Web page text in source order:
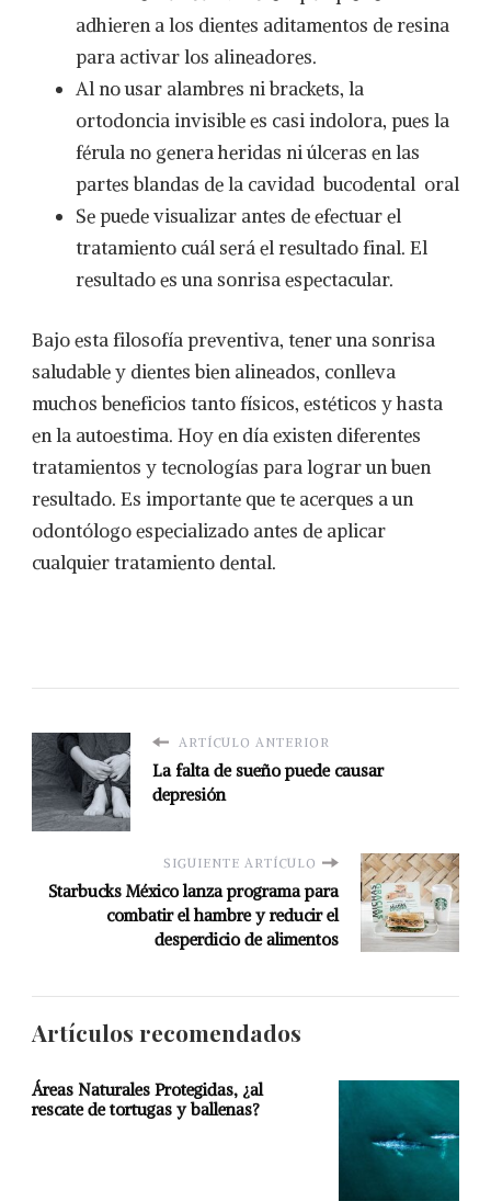
adhieren a los dientes aditamentos de resina
para activar los alineadores.
Al no usar alambres ni brackets, la
ortodoncia invisible es casi indolora, pues la
férula no genera heridas ni úlceras en las
partes blandas de la cavidad bucodental oral
Se puede visualizar antes de efectuar el
tratamiento cuál será el resultado final. El
resultado es una sonrisa espectacular.
Bajo esta filosofía preventiva, tener una sonrisa
saludable y dientes bien alineados, conlleva
muchos beneficios tanto físicos, estéticos y hasta
en la autoestima. Hoy en día existen diferentes
tratamientos y tecnologías para lograr un buen
resultado. Es importante que te acerques a un
odontólogo especializado antes de aplicar
cualquier tratamiento dental.
ARTÍCULO ANTERIOR
La falta de sueño puede causar
depresión
SIGUIENTE ARTÍCULO
Starbucks México lanza programa para
combatir el hambre y reducir el
desperdicio de alimentos
Artículos recomendados
Áreas Naturales Protegidas, ¿al
rescate de tortugas y ballenas?